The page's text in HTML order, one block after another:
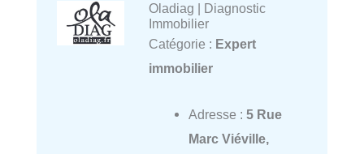
Oladiag | Diagnostic
Immobilier
Catégorie : Expert
immobilier
Adresse : 5 Rue
Marc Viéville,